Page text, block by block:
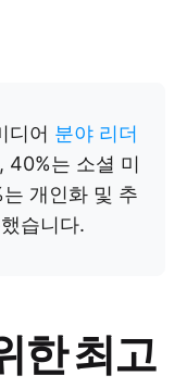
디어 분야 리더
40%는 소셜 미
개인화 및 추
습니다.
한 최고